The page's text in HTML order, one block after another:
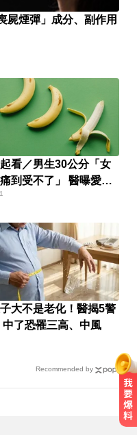
屍煙彈」成分、副作用
看／男生30公分「女
到受不了」 醫曝愛愛
度關鍵
大不是老化！醫揭5警
中了恐罹三高、中風
Recommended by